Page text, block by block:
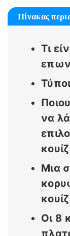
Πίνακας
Τι
να
Μια
Οι 8